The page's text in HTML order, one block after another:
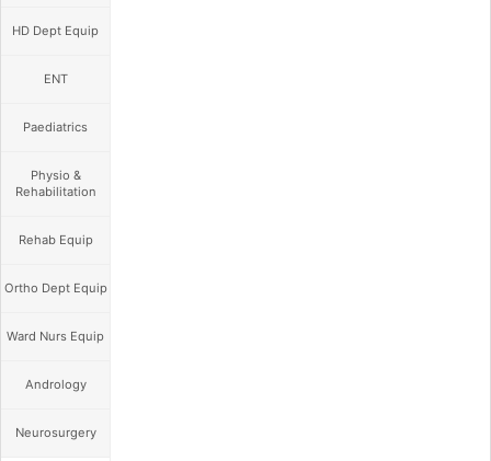
HD Dept Equip
ENT
Paediatrics
Physio &
Rehabilitation
Rehab Equip
Ortho Dept Equip
Ward Nurs Equip
Andrology
Neurosurgery